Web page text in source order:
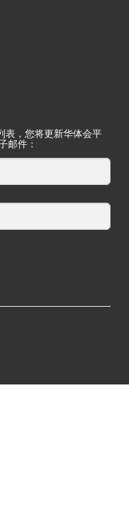
表，您将更新华体会平
邮件：